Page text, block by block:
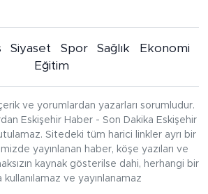
Siyaset Spor Sağlık
Ekonomi
Eğitim
ve yorumlardan yazarları sorumludur.
Eskişehir Haber - Son Dakika Eskişehir
Sitedeki tüm harici linkler ayrı bir
yayınlanan haber, köşe yazıları ve
kaynak gösterilse dahi, herhangi bir
ve yayınlanamaz